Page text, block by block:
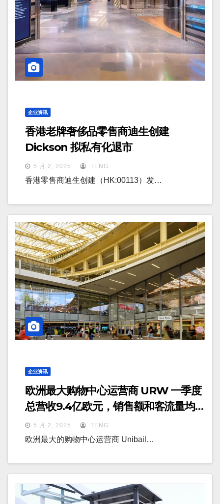
企业资讯
香港老牌奢侈品零售商迪生创建
Dickson 拟私有化退市
5 月 2, 2025 TENG
香港零售商迪生创建（HK:00113）发…
企业资讯
欧洲最大购物中心运营商 URW 一季度
总营收9.4亿欧元，销售额和客流量均
实现增长
5 月 2, 2025 TENG
欧洲最大的购物中心运营商 Unibail…